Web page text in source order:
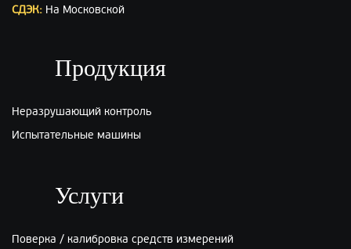
СДЭК: На Московской
Киров
г.Киров, ул.Производственная 22
Продукция
Неразрушающий контроль
Испытательные машины
Услуги
Поверка / калибровка средств измерений